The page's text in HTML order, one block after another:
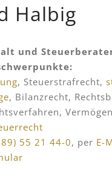
Halbig
und
, Steuerstrafrecht,
, Bilanzrecht,
55 21 44-0, per E-